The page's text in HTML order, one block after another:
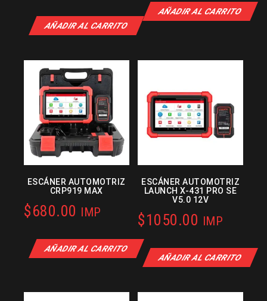
$3890.00.
is:
$3219.00.
AÑADIR AL CARRITO
AÑADIR AL CARRITO
ESCÁNER AUTOMOTRIZ
CRP919 MAX
$680.00 IMP
AÑADIR AL CARRITO
ESCÁNER AUTOMOTRIZ
LAUNCH X-431 PRO SE
V5.0 12V
$1050.00 IMP
AÑADIR AL CARRITO